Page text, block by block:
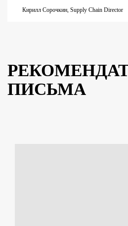
Кирилл Сорочкин, Supply Chain Director
ПИСЬМА